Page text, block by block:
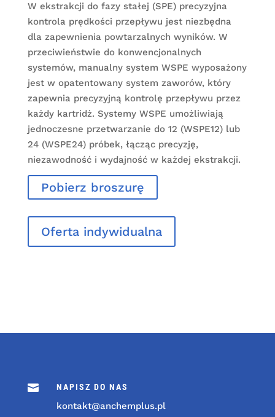
W ekstrakcji do fazy stałej (SPE) precyzyjna
kontrola prędkości przepływu jest niezbędna
dla zapewnienia powtarzalnych wyników. W
przeciwieństwie do konwencjonalnych
systemów, manualny system WSPE wyposażony
jest w opatentowany system zaworów, który
zapewnia precyzyjną kontrolę przepływu przez
każdy kartridż. Systemy WSPE umożliwiają
jednoczesne przetwarzanie do 12 (WSPE12) lub
24 (WSPE24) próbek, łącząc precyzję,
niezawodność i wydajność w każdej ekstrakcji.
Pobierz broszurę
Oferta indywidualna
 NAPISZ DO NAS
kontakt@anchemplus.pl